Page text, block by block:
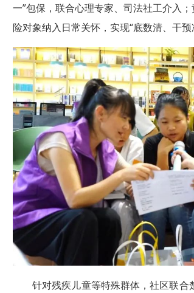
一”包保，联合心理专家、司法社工介入
险对象纳入日常关怀，实现“底数清、干预
针对残疾儿童等特殊群体，社区联合